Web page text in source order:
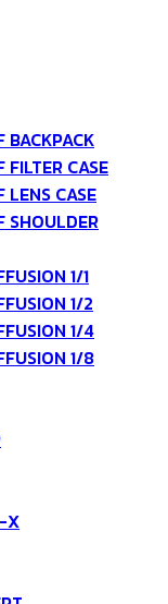
BACKPACK
FILTER CASE
LENS CASE
SHOULDER
1/1
1/2
1/4
1/8
X